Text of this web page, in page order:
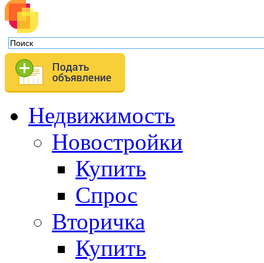
Недвижимость
Новостройки
Купить
Спрос
Вторичка
Купить